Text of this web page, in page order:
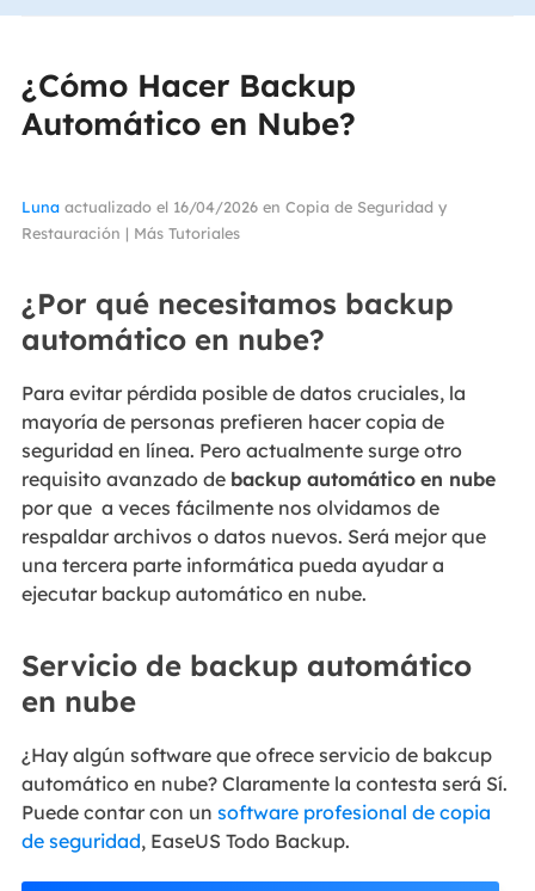
¿Cómo Hacer Backup
Automático en Nube?
Lunaactualizado el 16/04/2026 en Copia de Seguridad y
Restauración | Más Tutoriales
¿Por qué necesitamos backup
automático en nube?
Para evitar pérdida posible de datos cruciales, la
mayoría de personas prefieren hacer copia de
seguridad en línea. Pero actualmente surge otro
requisito avanzado de backup automático en nube
por que a veces fácilmente nos olvidamos de
respaldar archivos o datos nuevos. Será mejor que
una tercera parte informática pueda ayudar a
ejecutar backup automático en nube.
Servicio de backup automático
en nube
¿Hay algún software que ofrece servicio de bakcup
automático en nube? Claramente la contesta será Sí.
Puede contar con un software profesional de copia
de seguridad, EaseUS Todo Backup.